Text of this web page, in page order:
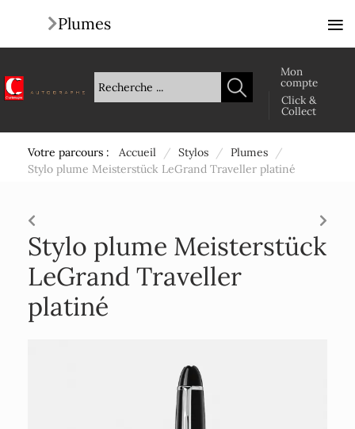
Mon
compte
Click &
Collect
Votre parcours : Accueil / Stylos / Plumes
/
Stylo plume Meisterstück LeGrand Traveller platiné
Stylo plume Meisterstück
LeGrand Traveller
platiné
Plumes ≡